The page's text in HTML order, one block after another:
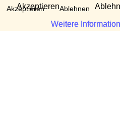
Akzeptieren Ablehnen
Weitere
Akzeptieren
Weitere